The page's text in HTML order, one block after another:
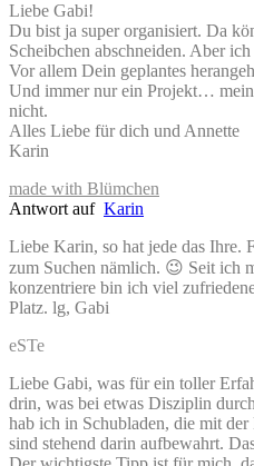
Liebe Gabi!
Du bist ja super organisiert. Da
Scheibchen abschneiden. Aber
Vor allem Dein geplantes
Und immer nur ein Projekt…
nicht.
Alles Liebe für dich und Annette
Karin
made with Blümchen
Antwort auf Karin
Liebe Karin, so hat jede das Ihre.
zum Suchen nämlich. 😉 Seit ich
konzentriere bin ich viel
Platz. lg, Gabi
eSTe
Liebe Gabi, was für ein toller
drin, was bei etwas Disziplin
hab ich in Schubladen, die mit
sind stehend darin aufbewahrt.